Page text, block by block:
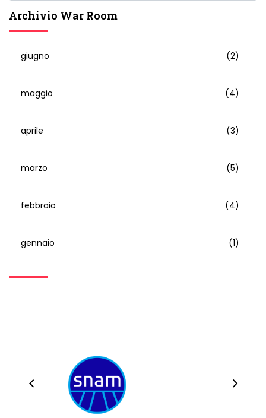
Archivio War Room
giugno (2)
maggio (4)
aprile (3)
marzo (5)
febbraio (4)
gennaio (1)